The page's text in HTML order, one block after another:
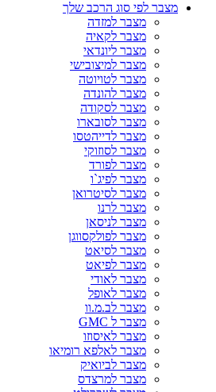
מצבר לפי סוג הרכב שלך
מצבר למזדה
מצבר לקאיה
מצבר ליונדאי
מצבר למיצובישי
מצבר לטויוטה
מצבר להונדה
מצבר לסקודה
מצבר לסובארו
מצבר לדייהטסו
מצבר לסוזוקי
מצבר לפורד
מצבר לפיג`ו
מצבר לסיטרואן
מצבר לרנו
מצבר לניסאן
מצבר לפולקסווגן
מצבר לסיאט
מצבר לפיאט
מצבר לאודי
מצבר לאופל
מצבר לב.מ.וו
מצבר ל GMC
מצבר לאיסוזו
מצבר לאלפא רומיאו
מצבר לביואיק
מצבר למרצדס